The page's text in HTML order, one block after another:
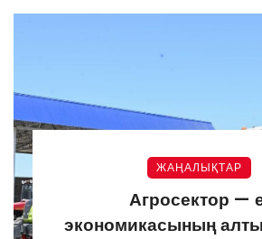
ЖАҢАЛЫҚТАР
Агросектор —
экономикасының